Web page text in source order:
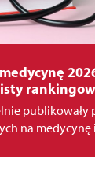
publikowały
na medycynę